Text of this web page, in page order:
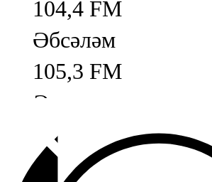
104,4 FM
Әбсәләм
105,3 FM
Әлмәт
92,9 FM
Базарлы матак